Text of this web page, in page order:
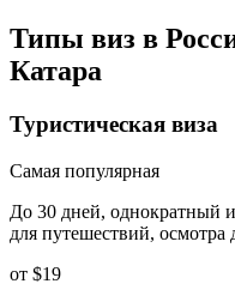
Типы виз в
Катара
Туристическая виза
Самая популярная
До 30 дней, однократный
для путешествий, осмотра
от $19